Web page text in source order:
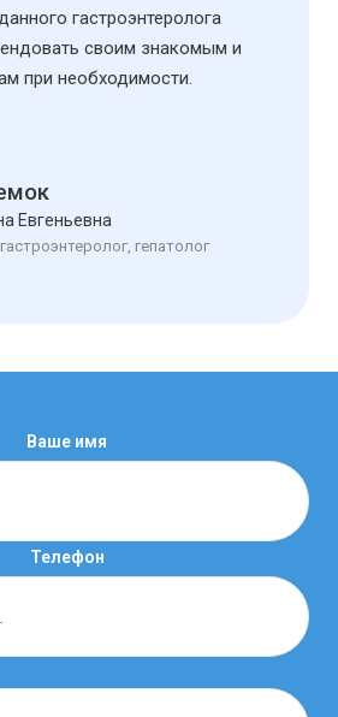
гастроэнтеролога
своим знакомым и
при необходимости.
Евгеньевна
гепатолог
Ваше имя
Телефон